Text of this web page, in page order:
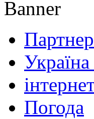
Погода